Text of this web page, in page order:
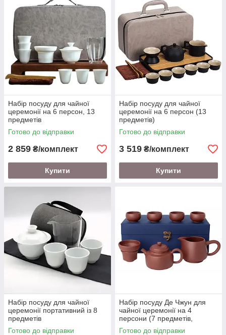
Набір посуду для чайної
церемонії на 6 персон, 13
предметів
Готово до відправки
2 859 ₴/комплект
Купити
Набір посуду для чайної
церемонії на 6 персон (13
предметів)
Готово до відправки
3 519 ₴/комплект
Купити
Набір посуду для чайної
церемонії портативний із 8
предметів
Готово до відправки
Набір посуду Де Чжун для
чайної церемонії на 4
персони (7 предметів,
ісинська глина)
Готово до відправки